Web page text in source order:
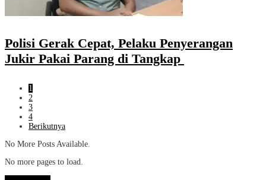
Polisi Gerak Cepat, Pelaku Penyerangan
Jukir Pakai Parang di Tangkap
1
2
3
4
Berikutnya
No More Posts Available.
No more pages to load.